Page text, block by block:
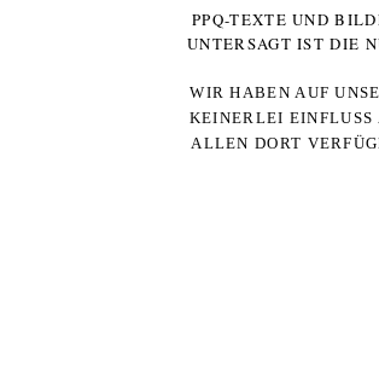
PPQ-TEXTE UND
UNTERSAGT IST DIE
WIR HABEN AUF
KEINERLEI
ALLEN DORT